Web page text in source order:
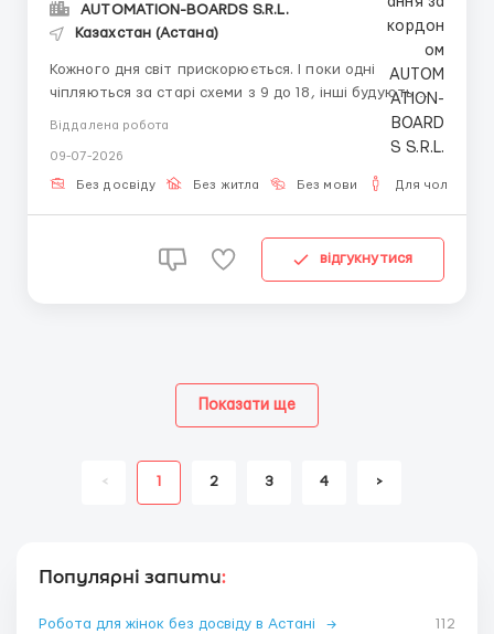
AUTOMATION-BOARDS S.R.L.
Казахстан (Астана)
Кожного дня світ прискорюється. І поки одні
чіпляються за старі схеми з 9 до 18, інші будують
вільне життя. Ми пропонуємо вам увійти в світ
віддалених доходів — чесних, гнучких і реальних. К Р
І П Т О ІНДУСТРІЯ У основі — найперспективніша і
технологічна сфера. Далі — ми. ...
Віддалена робота
09-07-2026
Без досвіду Без житла Без мови Для чоловіків
відгукнутися
< 1 2 3 4 >
Показати ще
Популярні запити:
Робота для жінок без досвіду в Астані → 112